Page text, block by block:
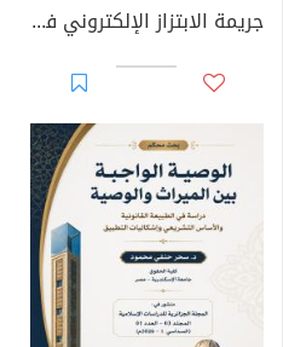
جريمة الابتزاز الإلكتروني في القوانين العربية